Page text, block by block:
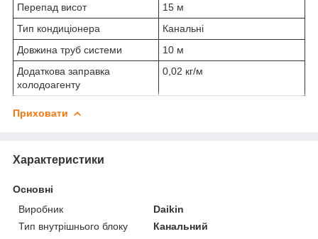
Перепад висот
15 м
Тип кондиціонера
Канальні
Довжина труб системи
10 м
Додаткова заправка
холодоагенту
0,02 кг/м
Приховати
Характеристики
Основні
Виробник
Daikin
Тип внутрішнього блоку
Канальний